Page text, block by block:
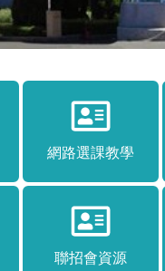
網路選課教學
聯招會資源